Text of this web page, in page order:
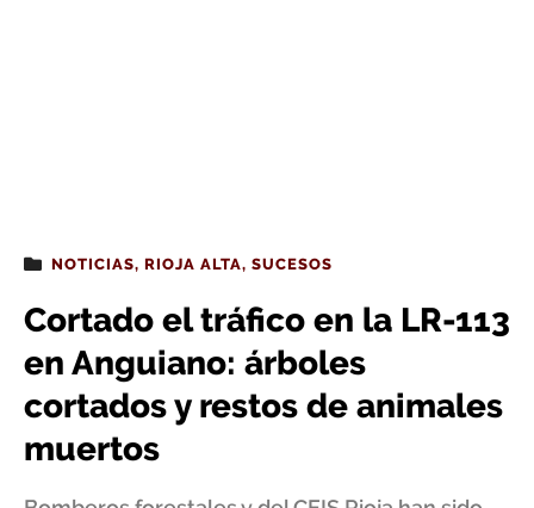
NOTICIAS, RIOJA ALTA, SUCESOS
Cortado el tráfico en la LR-113
en Anguiano: árboles
cortados y restos de animales
muertos